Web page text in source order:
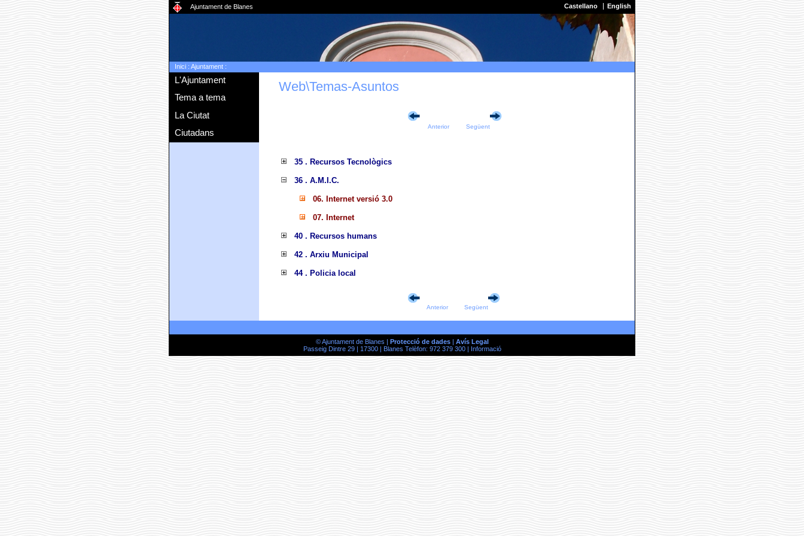
Ajuntament de Blanes Castellano English
Inici: Ajuntament:
L'Ajuntament
Tema a tema
La Ciutat
Ciutadans
Web\Temas-Asuntos
Anterior Següent
35 . Recursos Tecnològics
36 . A.M.I.C.
06. Internet versió 3.0
07. Internet
40 . Recursos humans
42 . Arxiu Municipal
44 . Policia local
Anterior Següent
© Ajuntament de Blanes | Protecció de dades| Avís Legal
Passeig Dintre 29 | 17300 | Blanes Telèfon: 972 379 300 | Informació